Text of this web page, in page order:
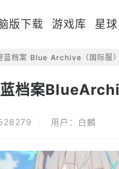
版下载 游戏库 星球
蓝档案 Blue Archive（国际服
档案
用户：白麟